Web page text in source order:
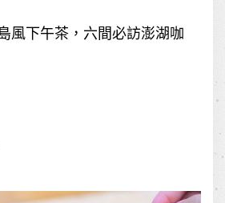
風下午茶，六間必訪澎湖咖